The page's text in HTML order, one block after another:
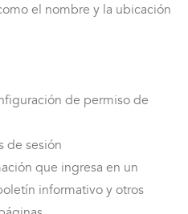
el nombre y la ubicación
de permiso de
de sesión
que ingresa en un
informativo y otros